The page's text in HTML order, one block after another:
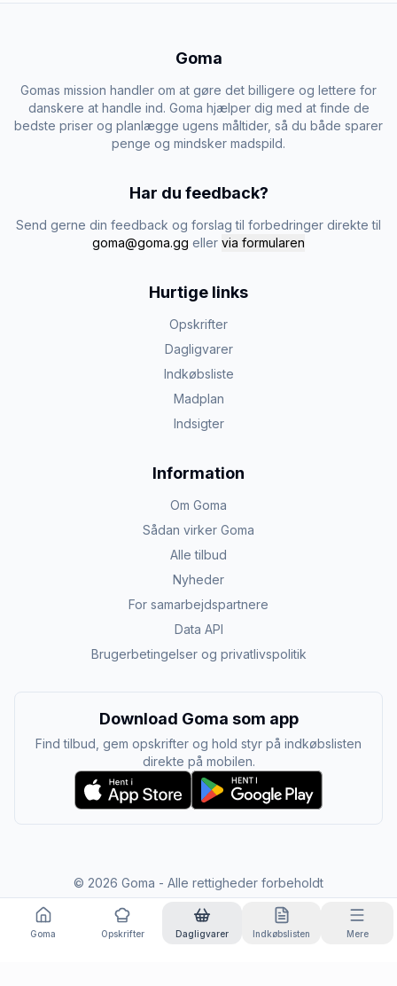
Goma
Gomas mission handler om at gøre det billigere og lettere for
danskere at handle ind. Goma hjælper dig med at finde de
bedste priser og planlægge ugens måltider, så du både sparer
penge og mindsker madspild.
Har du feedback?
Send gerne din feedback og forslag til forbedringer direkte til
goma@goma.gg eller via formularen
Hurtige links
Opskrifter
Dagligvarer
Indkøbsliste
Madplan
Indsigter
Information
Om Goma
Sådan virker Goma
Alle tilbud
Nyheder
For samarbejdspartnere
Data API
Brugerbetingelser og privatlivspolitik
Download Goma som app
Find tilbud, gem opskrifter og hold styr på indkøbslisten
direkte på mobilen.
© 2026 Goma - Alle rettigheder forbeholdt
Goma Opskrifter Dagligvarer Indkøbslisten Mere